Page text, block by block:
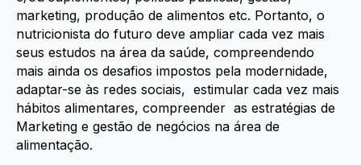
marketing, produção de alimentos etc. Portanto, o
nutricionista do futuro deve ampliar cada vez mais
seus estudos na área da saúde, compreendendo
mais ainda os desafios impostos pela modernidade,
adaptar-se às redes sociais, estimular cada vez mais
hábitos alimentares, compreender as estratégias de
Marketing e gestão de negócios na área de
alimentação.